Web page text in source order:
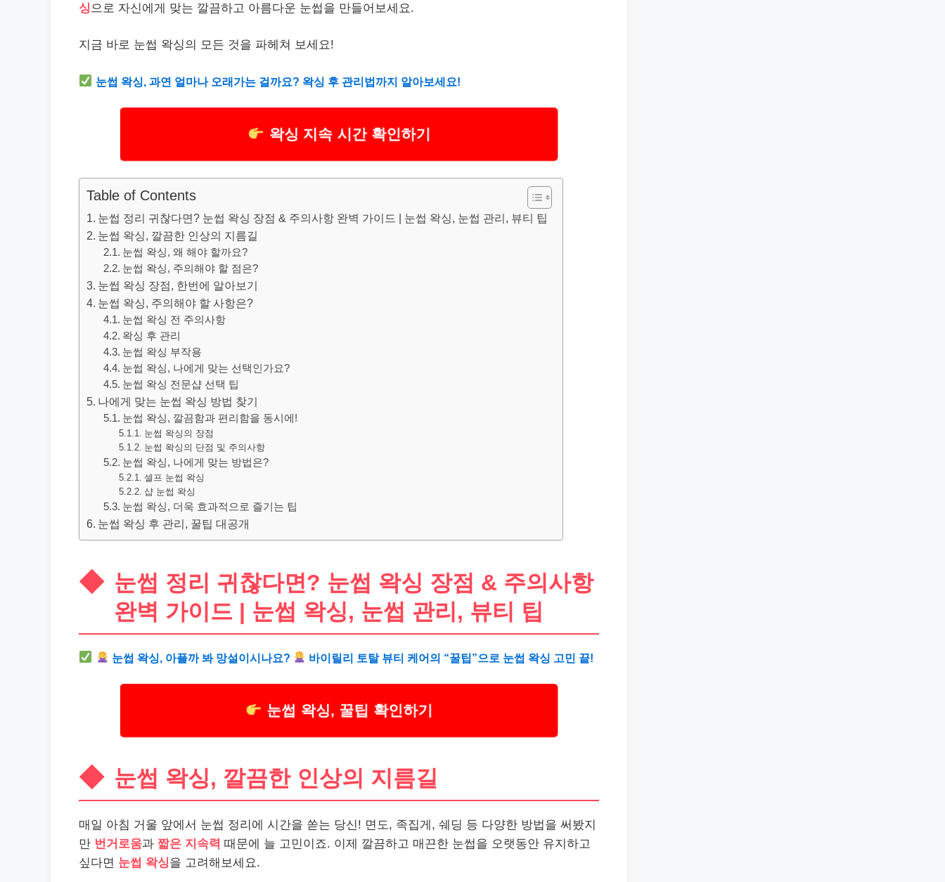
싱 으로 자신에게 맞는 깔끔하고 아름다운 눈썹을 만들어보세요.
지금 바로 눈썹 왁싱의 모든 것을 파헤쳐 보세요!
눈썹 왁싱, 과연 얼마나 오래가는 걸까요? 왁싱 후 관리법까지 알아보세요!
왁싱 지속 시간 확인하기
Table of Contents
눈썹 정리 귀찮다면? 눈썹 왁싱 장점 & 주의사항 완벽 가이드 | 눈썹 왁싱, 눈썹 관리, 뷰티 팁
눈썹 왁싱, 깔끔한 인상의 지름길
눈썹 왁싱, 왜 해야 할까요?
눈썹 왁싱, 주의해야 할 점은?
눈썹 왁싱 장점, 한번에 알아보기
눈썹 왁싱, 주의해야 할 사항은?
눈썹 왁싱 전 주의사항
왁싱 후 관리
눈썹 왁싱 부작용
눈썹 왁싱, 나에게 맞는 선택인가요?
눈썹 왁싱 전문샵 선택 팁
나에게 맞는 눈썹 왁싱 방법 찾기
눈썹 왁싱, 깔끔함과 편리함을 동시에!
눈썹 왁싱의 장점
눈썹 왁싱의 단점 및 주의사항
눈썹 왁싱, 나에게 맞는 방법은?
셀프 눈썹 왁싱
샵 눈썹 왁싱
눈썹 왁싱, 더욱 효과적으로 즐기는 팁
눈썹 왁싱 후 관리, 꿀팁 대공개
눈썹 정리 귀찮다면? 눈썹 왁싱 장점 & 주의사항
완벽 가이드 | 눈썹 왁싱, 눈썹 관리, 뷰티 팁
눈썹 왁싱, 아플까 봐 망설이시나요? 바이릴리 토탈 뷰티 케어의 “꿀팁”으로 눈썹 왁싱 고민 끝!
눈썹 왁싱, 꿀팁 확인하기
눈썹 왁싱, 깔끔한 인상의 지름길
매일 아침 거울 앞에서 눈썹 정리에 시간을 쏟는 당신! 면도, 족집게, 쉐딩 등 다양한 방법을 써봤지
만 번거로움과 짧은 지속력 때문에 늘 고민이죠. 이제 깔끔하고 매끈한 눈썹을 오랫동안 유지하고
싶다면 눈썹 왁싱을 고려해보세요.